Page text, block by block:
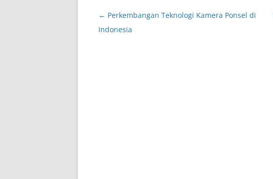
Post
navigation
← Perkembangan Teknologi Kamera Ponsel di
Indonesia